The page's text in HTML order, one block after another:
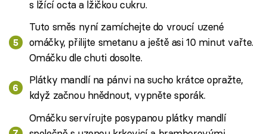
s lžící octa a lžičkou cukru.
Tuto směs nyní zamíchejte do vroucí uzené
omáčky, přilijte smetanu a ještě asi 10 minut vařte.
Omáčku dle chuti dosolte.
Plátky mandlí na pánvi na sucho krátce opražte,
když začnou hnědnout, vypněte sporák.
Omáčku servírujte posypanou plátky mandlí